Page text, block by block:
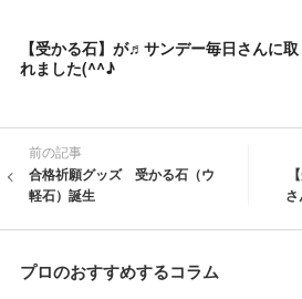
【受かる石】が♬サンデー毎日さんに
れました(^^♪
前の記事
合格祈願グッズ 受かる石（ウ
軽石）誕生
プロのおすすめするコラム